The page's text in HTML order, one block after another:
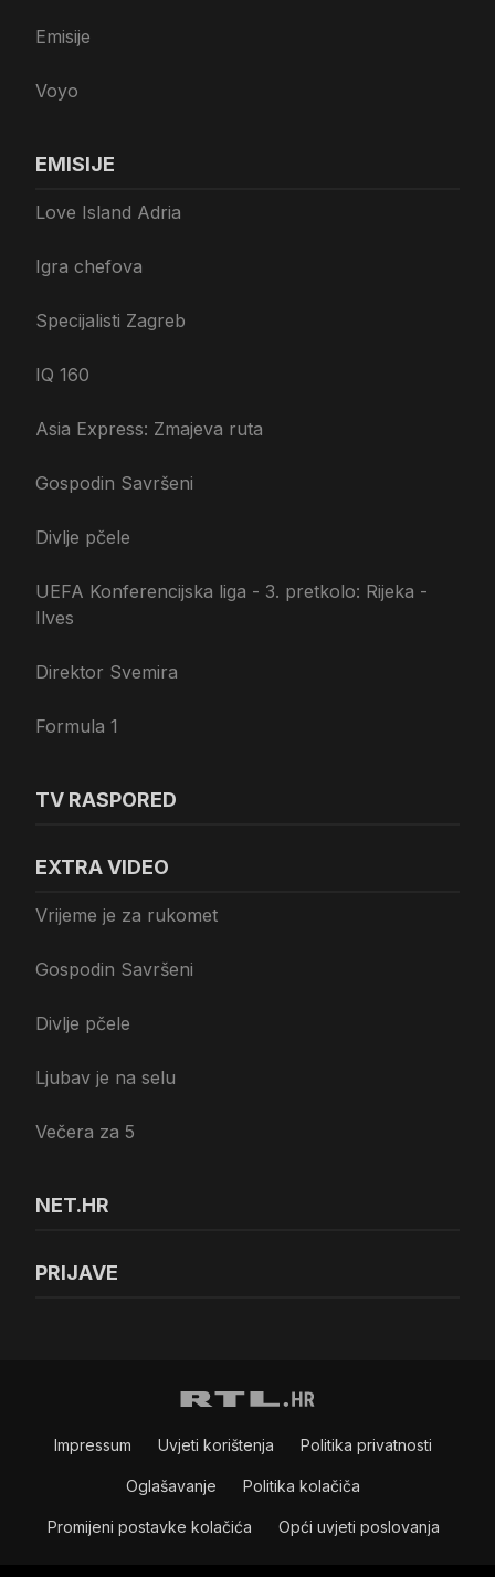
Emisije
Voyo
EMISIJE
Love Island Adria
Igra chefova
Specijalisti Zagreb
IQ 160
Asia Express: Zmajeva ruta
Gospodin Savršeni
Divlje pčele
UEFA Konferencijska liga - 3. pretkolo: Rijeka -
Ilves
Direktor Svemira
Formula 1
TV RASPORED
EXTRA VIDEO
Vrijeme je za rukomet
Gospodin Savršeni
Divlje pčele
Ljubav je na selu
Večera za 5
NET.HR
PRIJAVE
Impressum Uvjeti korištenja Politika privatnosti
Oglašavanje Politika kolačiča
Promijeni postavke kolačića Opći uvjeti poslovanja